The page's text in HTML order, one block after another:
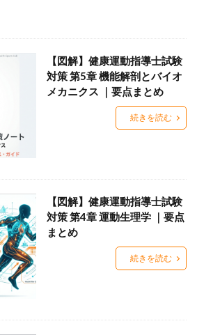
【図解】健康運動指導士試験
対策 第5章 機能解剖とバイオ
メカニクス ｜要点まとめ
続きを読む
【図解】健康運動指導士試験
対策 第4章 運動生理学 ｜要点
まとめ
続きを読む